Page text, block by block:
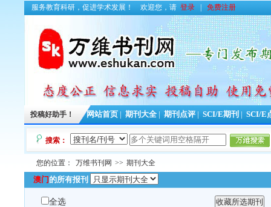
服务教育科研，促进学术发展！ 欢迎您，请 登录 免费注册
投稿好助手！ 网站首页 期刊大全 期刊点评 SCI/E期刊 SCI/E
搜索：
您的位置： 万维书刊网 >> 期刊大全
澳门 的所有报刊
全选